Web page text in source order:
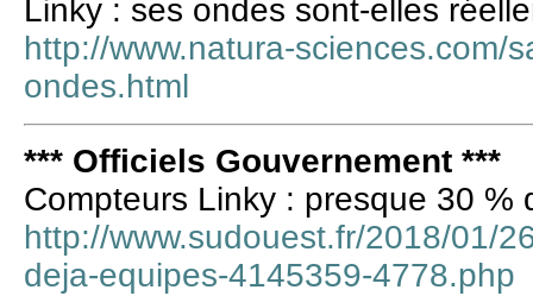
Linky : ses ondes sont-elles
http://www.natura-sciences.com/
ondes.html
*** Officiels Gouvernement ***
Compteurs Linky : presque 30 %
http://www.sudouest.fr/2018/01/
deja-equipes-4145359-4778.php